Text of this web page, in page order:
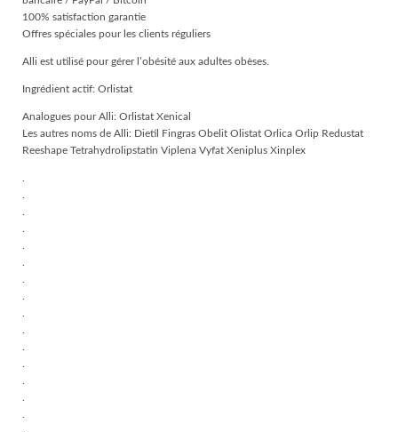
100% satisfaction garantie
Offres spéciales pour les clients réguliers
Alli est utilisé pour gérer l’obésité aux adultes obèses.
Ingrédient actif: Orlistat
Analogues pour Alli: Orlistat Xenical
Les autres noms de Alli: Dietil Fingras Obelit Olistat Orlica Orlip Redustat
Reeshape Tetrahydrolipstatin Viplena Vyfat Xeniplus Xinplex